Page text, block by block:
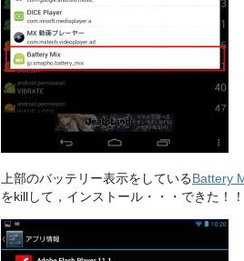
上部のバッテリー表示をしている Battery
をkillして，インストール・・・できた！！